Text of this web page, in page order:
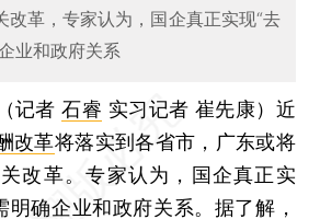
改革，专家认为，国企真正实现“去
业和政府关系
记者石睿 实习记者 崔先康） 近
改革将落实到各省市，广东或将
改革。专家认为，国企真正实
明确企业和政府关系。据了解，